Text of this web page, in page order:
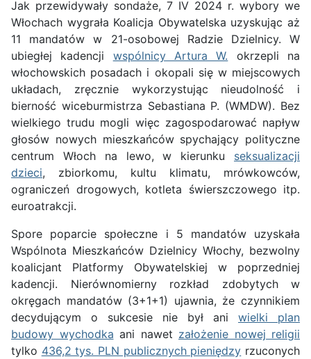
Jak przewidywały sondaże, 7 IV 2024 r. wybory we
Włochach wygrała Koalicja Obywatelska uzyskując aż
11 mandatów w 21-osobowej Radzie Dzielnicy. W
ubiegłej kadencji wspólnicy Artura W. okrzepli na
włochowskich posadach i okopali się w miejscowych
układach, zręcznie wykorzystując nieudolność i
bierność wiceburmistrza Sebastiana P. (WMDW). Bez
wielkiego trudu mogli więc zagospodarować napływ
głosów nowych mieszkańców spychający polityczne
centrum Włoch na lewo, w kierunku seksualizacji
dzieci, zbiorkomu, kultu klimatu, mrówkowców,
ograniczeń drogowych, kotleta świerszczowego itp.
euroatrakcji.
Spore poparcie społeczne i 5 mandatów uzyskała
Wspólnota Mieszkańców Dzielnicy Włochy, bezwolny
koalicjant Platformy Obywatelskiej w poprzedniej
kadencji. Nierównomierny rozkład zdobytych w
okręgach mandatów (3+1+1) ujawnia, że czynnikiem
decydującym o sukcesie nie był ani wielki plan
budowy wychodka ani nawet założenie nowej religii
tylko 436,2 tys. PLN publicznych pieniędzy rzuconych